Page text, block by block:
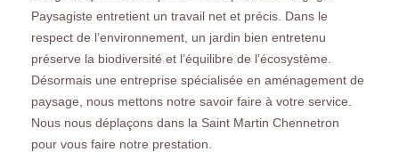
Paysagiste entretient un travail net et précis. Dans le
respect de l’environnement, un jardin bien entretenu
préserve la biodiversité et l’équilibre de l’écosystème.
Désormais une entreprise spécialisée en aménagement de
paysage, nous mettons notre savoir faire à votre service.
Nous nous déplaçons dans la Saint Martin Chennetron
pour vous faire notre prestation.